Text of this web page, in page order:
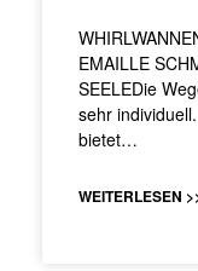
EMAILLE
SEELEDie
sehr
bietet…
WEITERLESEN